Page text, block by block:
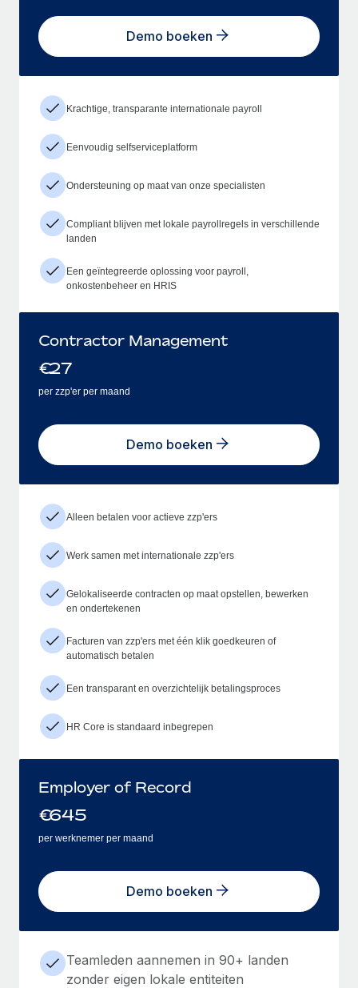
Demo boeken
Krachtige, transparante internationale payroll
Eenvoudig selfserviceplatform
Ondersteuning op maat van onze specialisten
Compliant blijven met lokale payrollregels in verschillende
landen
Een geïntegreerde oplossing voor payroll,
onkostenbeheer en HRIS
Contractor Management
€27
per zzp'er per maand
Demo boeken
Alleen betalen voor actieve zzp'ers
Werk samen met internationale zzp'ers
Gelokaliseerde contracten op maat opstellen, bewerken
en ondertekenen
Facturen van zzp'ers met één klik goedkeuren of
automatisch betalen
Een transparant en overzichtelijk betalingsproces
HR Core is standaard inbegrepen
Employer of Record
€645
per werknemer per maand
Demo boeken
Teamleden aannemen in 90+ landen
zonder eigen lokale entiteiten